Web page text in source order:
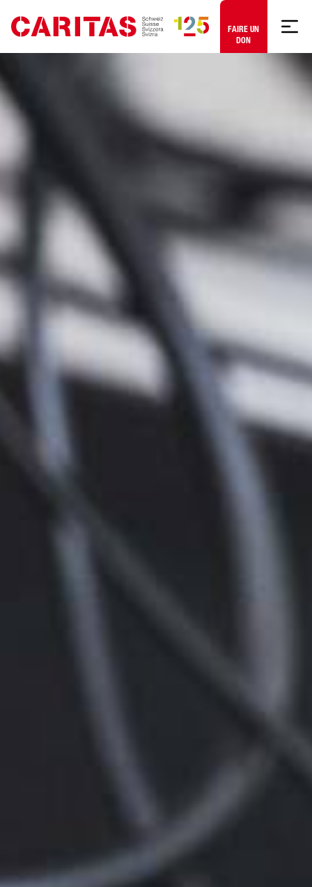
Aller au contenu
FAIRE UN
DON